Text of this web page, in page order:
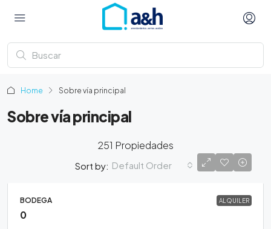
Home Sobre vía principal
Sobre vía principal
251 Propiedades
Sort by: Default Order
ALQUILER
BODEGA
0